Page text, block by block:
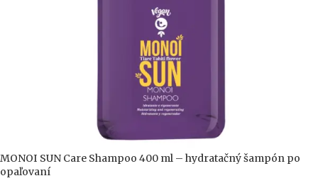
MONOI SUN Care Shampoo 400 ml – hydratačný šampón po
opaľovaní